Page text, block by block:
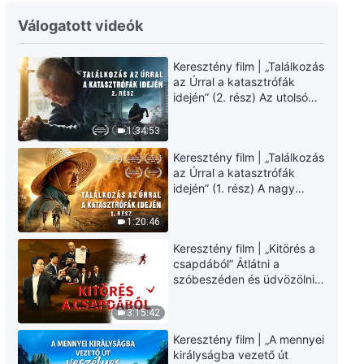
2:43
Keresztény filmelőzetes |
„Örömöt találni a szenvedés
közepette”
Válogatott videók
1:34:53
Keresztény film | „Találkozás
az Úrral a katasztrófák
idején” (2. rész) Az utolsó
országába? (Magyar
szinkron)
1:20:46
Keresztény film | „Találkozás
az Úrral a katasztrófák
idején” (1. rész) A nagy
3:15:42
Keresztény film | „Kitörés a
csapdából” Átlátni a
szóbeszéden és üdvözölni
Keresztény film | „A mennyei
királyságba vezető út